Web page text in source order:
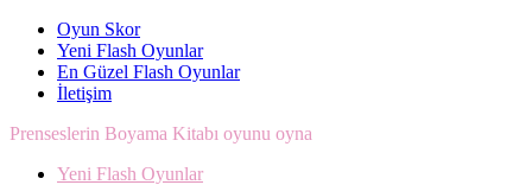
Oyun Skor
Yeni Flash Oyunlar
En Güzel Flash Oyunlar
İletişim
Prenseslerin Boyama Kitabı oyunu oyna
Yeni Flash Oyunlar